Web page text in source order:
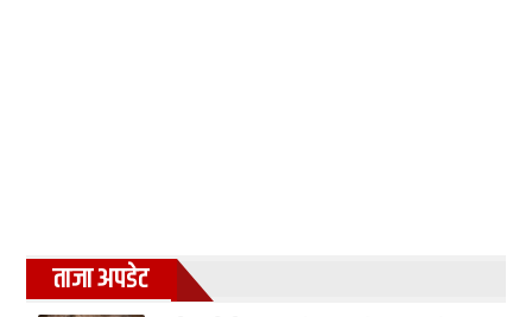
ताजा अपडेट